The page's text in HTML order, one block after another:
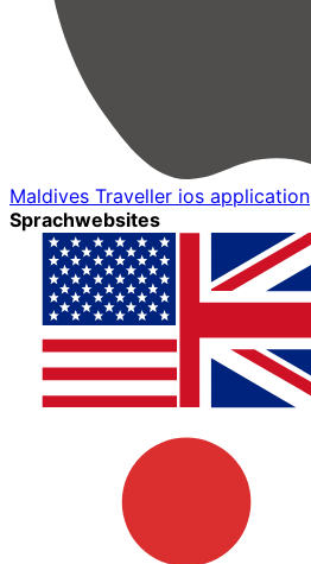
Maldives Traveller ios application
Sprachwebsites